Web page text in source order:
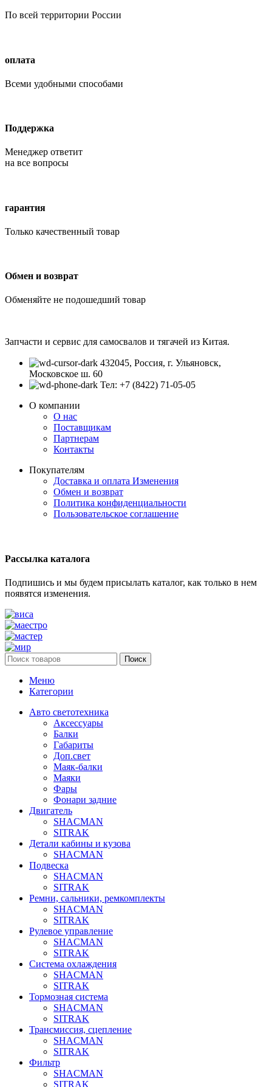
По всей территории России
оплата
Всеми удобными способами
Поддержка
Менеджер ответит
на все вопросы
гарантия
Только качественный товар
Обмен и возврат
Обменяйте не подошедший товар
Запчасти и сервис для самосвалов и тягачей из Китая.
432045, Россия, г. Ульяновск,
Московское ш. 60
Тел: +7 (8422) 71-05-05
О компании
О нас
Поставщикам
Партнерам
Контакты
Покупателям
Доставка и оплата Изменения
Обмен и возврат
Политика конфиденциальности
Пользовательское соглашение
Рассылка каталога
Подпишись и мы будем присылать каталог, как только в нем
появятся изменения.
Поиск
Меню
Категории
Авто светотехника
Аксессуары
Балки
Габариты
Доп.свет
Маяк-балки
Маяки
Фары
Фонари задние
Двигатель
SHACMAN
SITRAK
Детали кабины и кузова
SHACMAN
Подвеска
SHACMAN
SITRAK
Ремни, сальники, ремкомплекты
SHACMAN
SITRAK
Рулевое управление
SHACMAN
SITRAK
Система охлаждения
SHACMAN
SITRAK
Тормозная система
SHACMAN
SITRAK
Трансмиссия, сцепление
SHACMAN
SITRAK
Фильтр
SHACMAN
SITRAK